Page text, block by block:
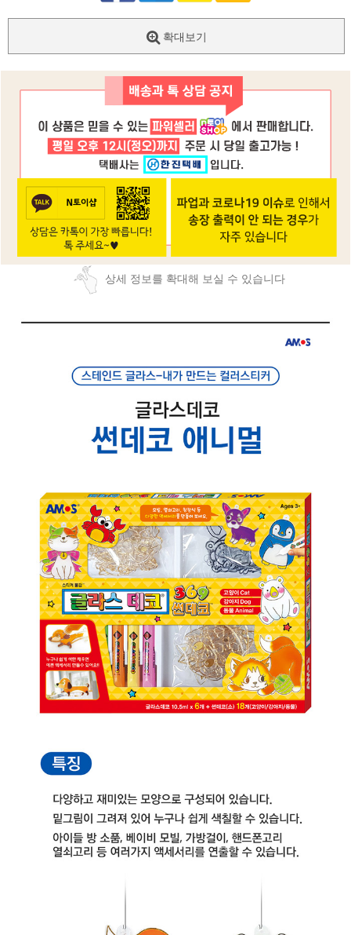
확대보기
상세 정보를 확대해 보실 수 있습니다